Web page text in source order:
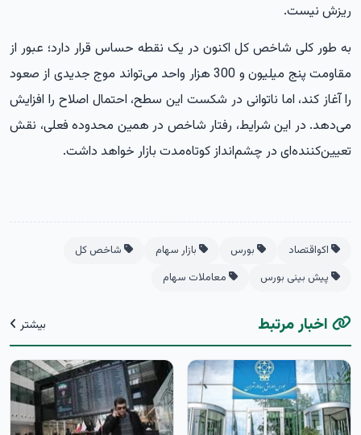
ریزش نیست.
به طور کلی شاخص کل اکنون در یک نقطه حساس قرار دارد؛ عبور از
مقاومت پنج میلیون و 300 هزار واحد می‌تواند موج جدیدی از صعود
را آغاز کند، اما ناتوانی در شکست این سطح، احتمال اصلاح را افزایش
می‌دهد. در این شرایط، رفتار شاخص در همین محدوده فعلی، نقش
تعیین‌کننده‌ای در چشم‌انداز کوتاه‌مدت بازار خواهد داشت.
اکواقتصاد بورس بازار سهام
شاخص کل
پیش بینی بورس
معاملات سهام
اخبار مرتبط بیشتر